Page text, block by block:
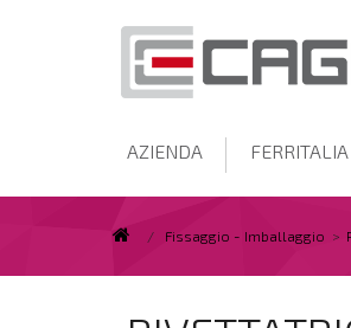
AZIENDA FERRITALIA
/ Fissaggio - Imballaggio >